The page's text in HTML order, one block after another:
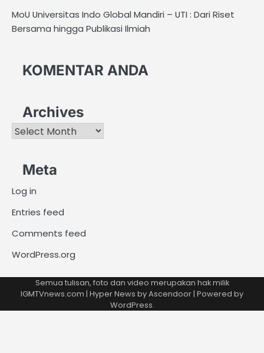
MoU Universitas Indo Global Mandiri – UTI : Dari Riset
Bersama hingga Publikasi Ilmiah
KOMENTAR ANDA
Archives
Archives
Meta
Log in
Entries feed
Comments feed
WordPress.org
Semua tulisan, foto dan video merupakan hak milik
IGMTVnews.com | Hyper News byAscendoor | Powered by
WordPress.